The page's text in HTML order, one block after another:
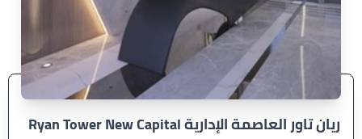
ريان تاور العاصمة الإدارية Ryan Tower New Capital